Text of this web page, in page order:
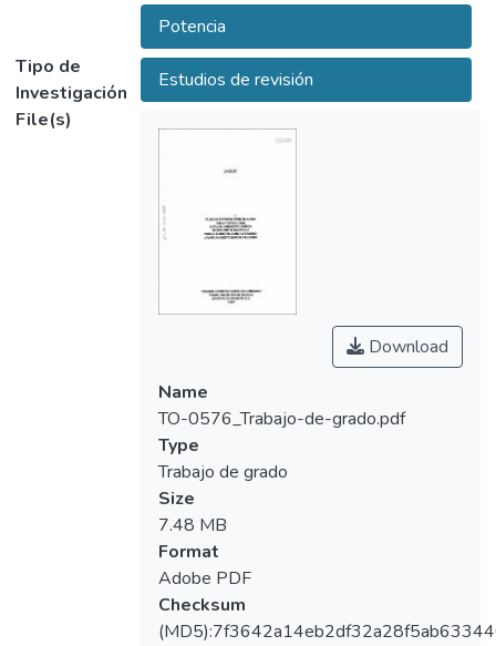
Albert Einstein en 1916. La invención fue
descubierta por Fabrikant en 1940, con
nuevas tecnologías se ha seguido
evolucionando microondas hasta la óptica
de longitud.
diferente de la precedente de otras fuentes
normales, tales como una bombilla, tubo
descarga.
Potencia
Tipo de
Investigación
Estudios de revisión
File(s)
Download
Name
TO-0576_Trabajo-de-grado.pdf
Type
Trabajo de grado
Size
7.48 MB
Format
Adobe PDF
Checksum